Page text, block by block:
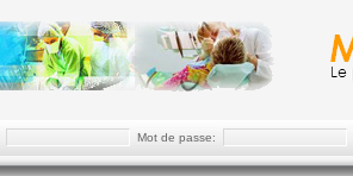
Mot de passe: